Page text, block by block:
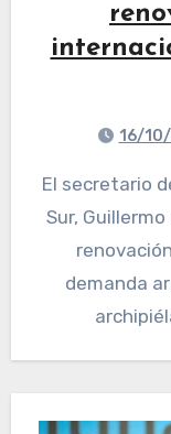
16/
El secretario de Malvinas, Antártida y Atlántico
Sur,
demanda